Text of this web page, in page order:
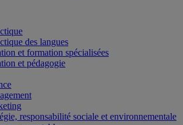
des langues
et formation spécialisées
et pédagogie
responsabilité sociale et environnementale